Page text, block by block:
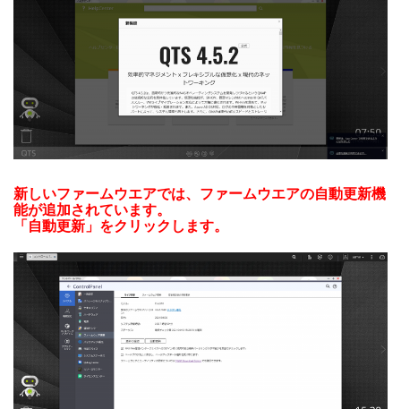
新しいファームウエアでは、ファームウエアの自動更新機
能が追加されています。
「自動更新」をクリックします。